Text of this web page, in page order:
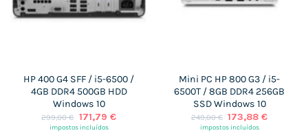
HP 400 G4 SFF / i5-6500 /
4GB DDR4 500GB HDD
Windows 10
299,00€ O
preço
171,79 €O
impostos incluídos
Mini PC HP 800 G3 / i5-
6500T / 8GB DDR4 256GB
SSD Windows 10
249,00€ O
preço
173,88€O
impostos incluídos